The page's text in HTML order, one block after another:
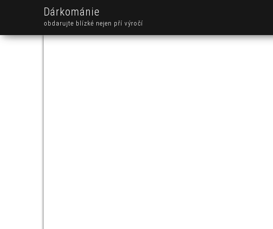
Dárkománie
obdarujte blízké nejen pří výročí